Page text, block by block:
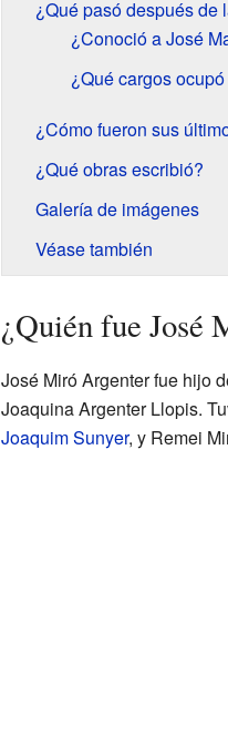
¿Qué pasó después de
¿Conoció a José
¿Qué cargos
¿Cómo fueron sus
¿Qué obras escribió?
Galería de imágenes
Véase también
¿Quién fue José
José Miró Argenter fue hijo
Joaquina Argenter Llopis.
Joaquim Sunyer, y Remei